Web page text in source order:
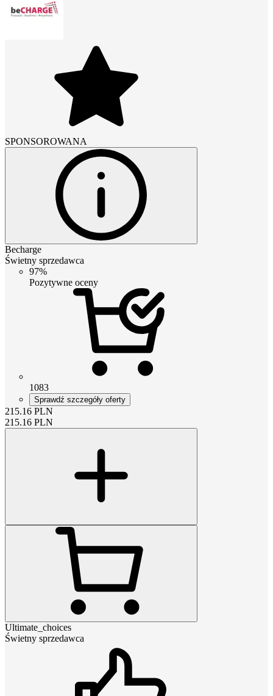
SPONSOROWANA
Becharge
Świetny sprzedawca
97%
Pozytywne oceny
1083
Sprawdź szczegóły oferty
215.16 PLN
215.16 PLN
Ultimate_choices
Świetny sprzedawca